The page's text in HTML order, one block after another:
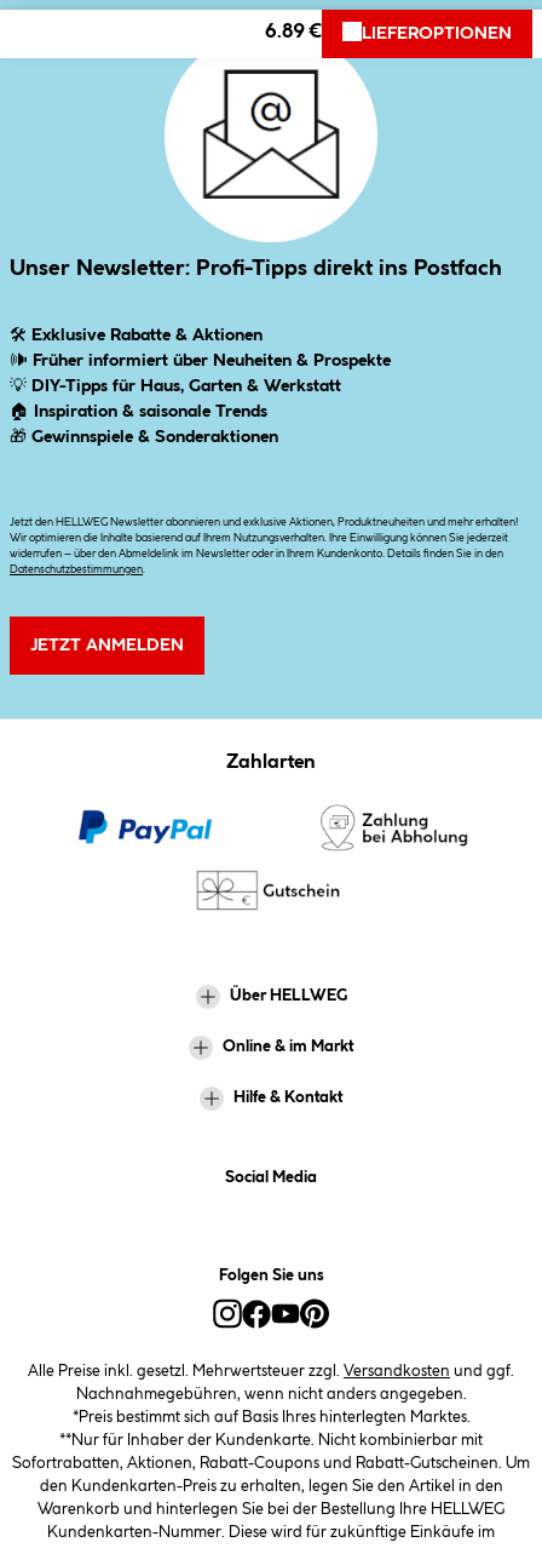
6.89 € LIEFEROPTIONEN
Unser Newsletter: Profi-Tipps direkt ins Postfach
🛠 Exklusive Rabatte & Aktionen
🕪 Früher informiert über Neuheiten & Prospekte
💡 DIY-Tipps für Haus, Garten & Werkstatt
🏠
Inspiration & saisonale Trends
🎁 Gewinnspiele & Sonderaktionen
Jetzt den HELLWEG Newsletter abonnieren und exklusive Aktionen, Produktneuheiten und mehr erhalten!
Wir optimieren die Inhalte basierend auf Ihrem Nutzungsverhalten. Ihre Einwilligung können Sie jederzeit
widerrufen – über den Abmeldelink im Newsletter oder in Ihrem Kundenkonto. Details finden Sie in den
Datenschutzbestimmungen
JETZT ANMELDEN
Zahlarten
Über HELLWEG
Online & im Markt
Hilfe & Kontakt
Social Media
Folgen Sie uns
Alle Preise inkl. gesetzl. Mehrwertsteuer zzgl. Versandkosten und ggf.
Nachnahmegebühren, wenn nicht anders angegeben.
*Preis bestimmt sich auf Basis Ihres hinterlegten Marktes.
**Nur für Inhaber der Kundenkarte. Nicht kombinierbar mit
Sofortrabatten, Aktionen, Rabatt-Coupons und Rabatt-Gutscheinen. Um
den Kundenkarten-Preis zu erhalten, legen Sie den Artikel in den
Warenkorb und hinterlegen Sie bei der Bestellung Ihre HELLWEG
Kundenkarten-Nummer. Diese wird für zukünftige Einkäufe im